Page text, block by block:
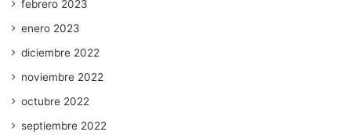
febrero 2023
enero 2023
diciembre 2022
noviembre 2022
octubre 2022
septiembre 2022